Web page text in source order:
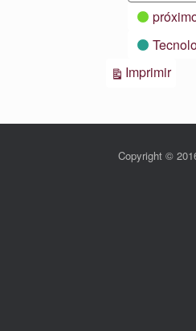
ImprimirVistas
Copyright ©